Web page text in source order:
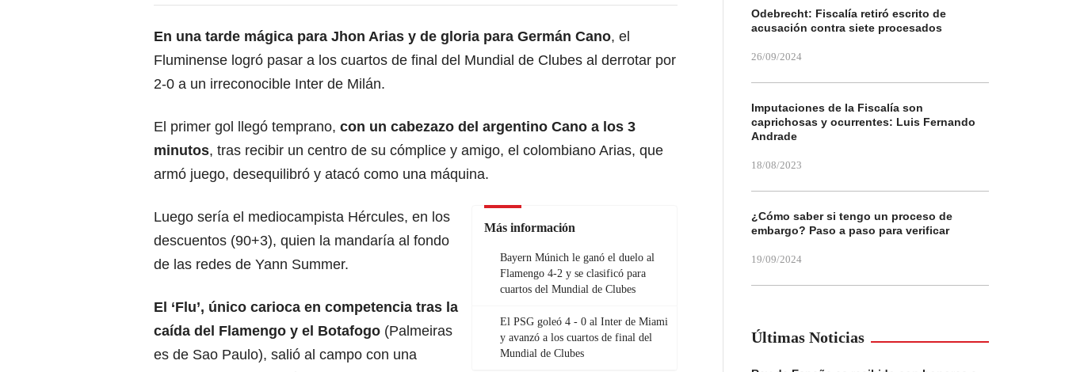
En una tarde mágica para Jhon Arias y de gloria para Germán Cano, el
Fluminense logró pasar a los cuartos de final del Mundial de Clubes al derrotar por
2-0 a un irreconocible Inter de Milán.
El primer gol llegó temprano, con un cabezazo del argentino Cano a los 3
minutos, tras recibir un centro de su cómplice y amigo, el colombiano Arias, que
armó juego, desequilibró y atacó como una máquina.
Más información
Bayern Múnich le ganó el duelo al
Flamengo 4-2 y se clasificó para
cuartos del Mundial de Clubes
El PSG goleó 4 - 0 al Inter de Miami
y avanzó a los cuartos de final del
Mundial de Clubes
Luego sería el mediocampista Hércules, en los
descuentos (90+3), quien la mandaría al fondo
de las redes de Yann Summer.
El ‘Flu’, único carioca en competencia tras la
caída del Flamengo y el Botafogo (Palmeiras
es de Sao Paulo), salió al campo con una
Odebrecht: Fiscalía retiró escrito de
acusación contra siete procesados
26/09/2024
Imputaciones de la Fiscalía son
caprichosas y ocurrentes: Luis Fernando
Andrade
18/08/2023
¿Cómo saber si tengo un proceso de
embargo? Paso a paso para verificar
19/09/2024
Últimas Noticias